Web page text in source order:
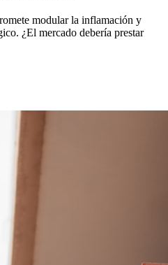
modular la inflamación y
¿El mercado debería prestar